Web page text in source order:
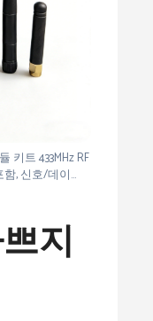
키트 433MHz RF
함, 신호/데이…
지